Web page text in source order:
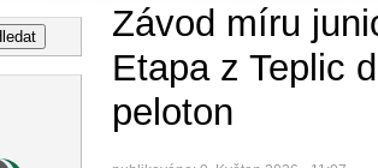
Závod míru
Etapa z Teplic
peloton